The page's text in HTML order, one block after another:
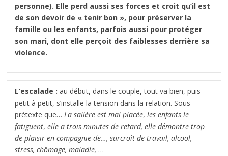
personne). Elle perd aussi ses forces et croit qu’il est
de son devoir de « tenir bon », pour préserver la
famille ou les enfants, parfois aussi pour protéger
son mari, dont elle perçoit des faiblesses derrière sa
violence.
L’escalade : au début, dans le couple, tout va bien, puis
petit à petit, s’installe la tension dans la relation. Sous
prétexte que… La salière est mal placée, les enfants le
fatiguent, elle a trois minutes de retard, elle démontre trop
de plaisir en compagnie de…, surcroît de travail, alcool,
stress, chômage, maladie, …